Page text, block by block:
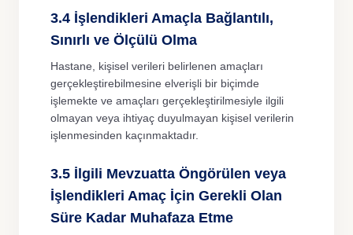
3.4 İşlendikleri Amaçla Bağlantılı,
Sınırlı ve Ölçülü Olma
Hastane, kişisel verileri belirlenen amaçları
gerçekleştirebilmesine elverişli bir biçimde
işlemekte ve amaçları gerçekleştirilmesiyle ilgili
olmayan veya ihtiyaç duyulmayan kişisel verilerin
işlenmesinden kaçınmaktadır.
3.5 İlgili Mevzuatta Öngörülen veya
İşlendikleri Amaç İçin Gerekli Olan
Süre Kadar Muhafaza Etme